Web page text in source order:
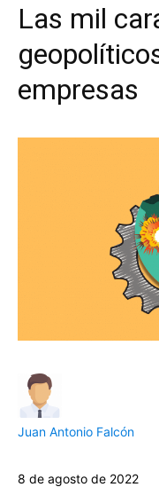
Las mil
empresas
Juan Antonio Falcón
8 de agosto de 2022